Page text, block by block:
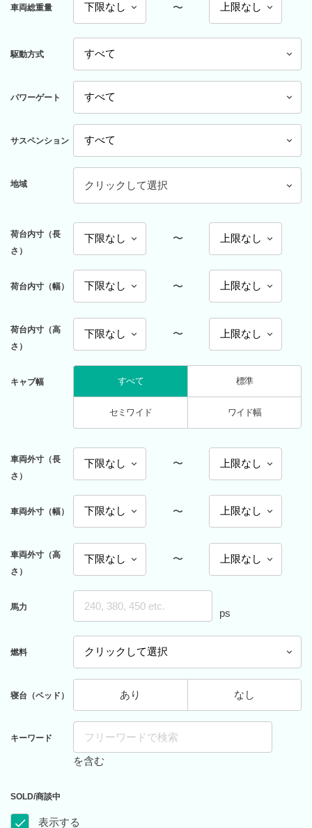
車両総重量 〜
駆動方式
パワーゲート
サスペンション
地域 クリックして選択
荷台内寸（長
さ）
〜
荷台内寸（幅） 〜
荷台内寸（高
さ）
〜
キャブ幅 すべて 標準
セミワイド ワイド幅
車両外寸（長
さ）
〜
車両外寸（幅） 〜
車両外寸（高
さ）
〜
馬力 ps
燃料
寝台（ベッド） あり なし
キーワード
を含む
SOLD/商談中
表示する